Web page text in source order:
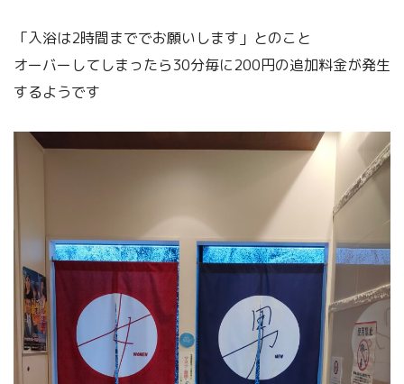
「入浴は2時間まででお願いします」とのこと
オーバーしてしまったら30分毎に200円の追加料金が発生
するようです